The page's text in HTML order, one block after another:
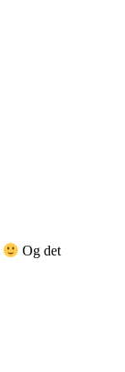
Og det